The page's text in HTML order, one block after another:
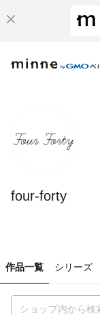
four-forty
作品一覧 シリーズ